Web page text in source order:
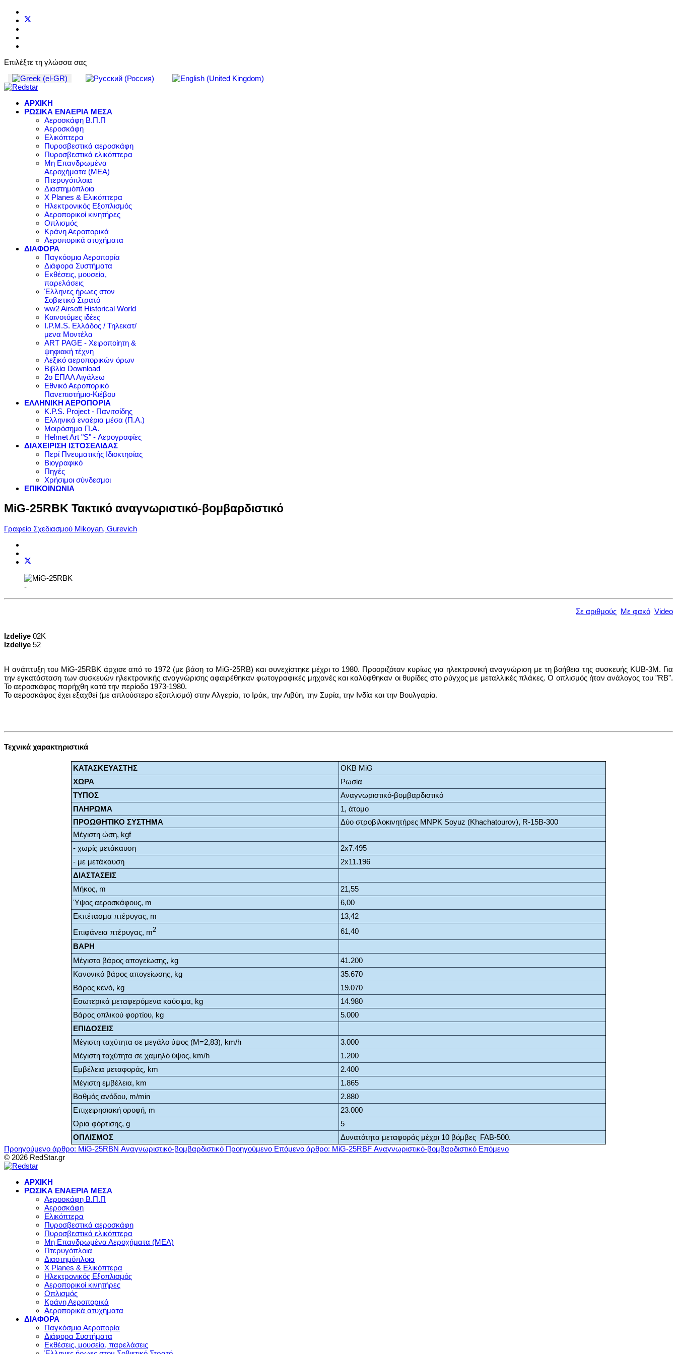
Επιλέξτε τη γλώσσα σας
ΑΡΧΙΚΗ
ΡΩΣΙΚΑ ΕΝΑΕΡΙΑ ΜΕΣΑ
Αεροσκάφη Β.Π.Π
Αεροσκάφη
Ελικόπτερα
Πυροσβεστικά αεροσκάφη
Πυροσβεστικά ελικόπτερα
Μη Επανδρωμένα
Αεροχήματα (ΜΕΑ)
Πτερυγόπλοια
Διαστημόπλοια
X Planes & Ελικόπτερα
Ηλεκτρονικός Εξοπλισμός
Αεροπορικοί κινητήρες
Οπλισμός
Κράνη Αεροπορικά
Αεροπορικά ατυχήματα
ΔΙΑΦΟΡΑ
Παγκόσμια Αεροπορία
Διάφορα Συστήματα
Εκθέσεις, μουσεία,
παρελάσεις
Έλληνες ήρωες στον
Σοβιετικό Στρατό
ww2 Airsoft Historical World
Καινοτόμες ιδέες
I.P.M.S. Ελλάδος / Τηλεκατ/
μενα Μοντέλα
ART PAGE - Χειροποίητη &
ψηφιακή τέχνη
Λεξικό αεροπορικών όρων
Βιβλία Download
2ο ΕΠΑΛ Αιγάλεω
Εθνικό Αεροπορικό
Πανεπιστήμιο-Κιέβου
ΕΛΛΗΝΙΚΗ ΑΕΡΟΠΟΡΙΑ
K.P.S. Project - Πανιτσίδης
Ελληνικά εναέρια μέσα (Π.Α.)
Μοιρόσημα Π.Α.
Helmet Art "S" - Αερογραφίες
ΔΙΑΧΕΙΡΙΣΗ ΙΣΤΟΣΕΛΙΔΑΣ
Περί Πνευματικής Ιδιοκτησίας
Βιογραφικό
Πηγές
Χρήσιμοι σύνδεσμοι
ΕΠΙΚΟΙΝΩΝΙΑ
MiG-25RBK Τακτικό αναγνωριστικό-βομβαρδιστικό
Γραφείο Σχεδιασμού Mikoyan, Gurevich
-
Σε αριθμούς Με φακό Video
Izdeliye 02K
Izdeliye 52
Η ανάπτυξη του MiG-25RBK άρχισε από το 1972 (με βάση το MiG-25RB) και συνεχίστηκε μέχρι το 1980. Προοριζόταν κυρίως για ηλεκτρονική αναγνώριση με τη βοήθεια της συσκευής KUB-3M. Για
την εγκατάσταση των συσκευών ηλεκτρονικής αναγνώρισης αφαιρέθηκαν φωτογραφικές μηχανές και καλύφθηκαν οι θυρίδες στο ρύγχος με μεταλλικές πλάκες. Ο οπλισμός ήταν ανάλογος του "RB".
Το αεροσκάφος παρήχθη κατά την περίοδο 1973-1980.
Το αεροσκάφος έχει εξαχθεί (με απλούστερο εξοπλισμό) στην Αλγερία, το Ιράκ, την Λιβύη, την Συρία, την Ινδία και την Βουλγαρία.
Τεχνικά χαρακτηριστικά
ΚΑΤΑΣΚΕΥΑΣΤΗΣ
OKB MiG
ΧΩΡΑ
Ρωσία
ΤΥΠΟΣ
Αναγνωριστικό-βομβαρδιστικό
ΠΛΗΡΩΜΑ
1, άτομο
ΠΡΟΩΘΗΤΙΚΟ ΣΥΣΤΗΜΑ
Δύο στροβιλοκινητήρες MNPK Soyuz (Khachatourov), R-15B-300
Μέγιστη ώση, kgf
- χωρίς μετάκαυση
2x7.495
- με μετάκαυση
2x11.196
ΔΙΑΣΤΑΣΕΙΣ
Μήκος, m
21,55
Ύψος αεροσκάφους, m
6,00
Εκπέτασμα πτέρυγας, m
13,42
Επιφάνεια πτέρυγας, m2
61,40
ΒΑΡΗ
Μέγιστο βάρος απογείωσης, kg
41.200
Κανονικό βάρος απογείωσης, kg
35.670
Βάρος κενό, kg
19.070
Εσωτερικά μεταφερόμενα καύσιμα, kg
14.980
Βάρος οπλικού φορτίου, kg
5.000
ΕΠΙΔΟΣΕΙΣ
Μέγιστη ταχύτητα σε μεγάλο ύψος (Μ=2,83), km/h
3.000
Μέγιστη ταχύτητα σε χαμηλό ύψος, km/h
1.200
Εμβέλεια μεταφοράς, km
2.400
Μέγιστη εμβέλεια, km
1.865
Βαθμός ανόδου, m/min
2.880
Επιχειρησιακή οροφή, m
23.000
Όρια φόρτισης, g
5
ΟΠΛΙΣΜΟΣ
Δυνατότητα μεταφοράς μέχρι 10 βόμβες FAB-500.
Προηγούμενο άρθρο: MiG-25RBN Αναγνωριστικό-βομβαρδιστικό Προηγούμενο Επόμενο άρθρο: MiG-25RBF Αναγνωριστικό-βομβαρδιστικό Επόμενο
© 2026 RedStar.gr
ΑΡΧΙΚΗ
ΡΩΣΙΚΑ ΕΝΑΕΡΙΑ ΜΕΣΑ
Αεροσκάφη Β.Π.Π
Αεροσκάφη
Ελικόπτερα
Πυροσβεστικά αεροσκάφη
Πυροσβεστικά ελικόπτερα
Μη Επανδρωμένα Αεροχήματα (ΜΕΑ)
Πτερυγόπλοια
Διαστημόπλοια
X Planes & Ελικόπτερα
Ηλεκτρονικός Εξοπλισμός
Αεροπορικοί κινητήρες
Οπλισμός
Κράνη Αεροπορικά
Αεροπορικά ατυχήματα
ΔΙΑΦΟΡΑ
Παγκόσμια Αεροπορία
Διάφορα Συστήματα
Εκθέσεις, μουσεία, παρελάσεις